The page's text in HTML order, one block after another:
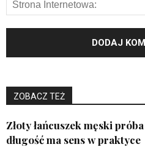
ZOBACZ TEŻ
Złoty łańcuszek męski
długość ma sens w praktyce